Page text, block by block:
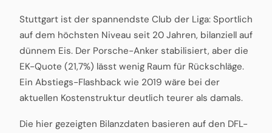
Stuttgart ist der spannendste Club der Liga: Sportlich
auf dem höchsten Niveau seit 20 Jahren, bilanziell auf
dünnem Eis. Der Porsche-Anker stabilisiert, aber die
EK-Quote (21,7%) lässt wenig Raum für Rückschläge.
Ein Abstiegs-Flashback wie 2019 wäre bei der
aktuellen Kostenstruktur deutlich teurer als damals.
Die hier gezeigten Bilanzdaten basieren auf den DFL-